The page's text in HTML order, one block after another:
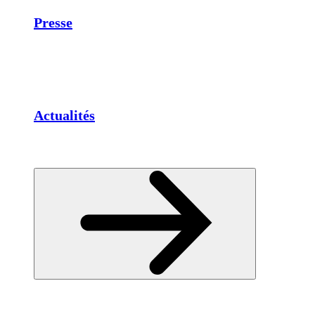
Presse
Actualités